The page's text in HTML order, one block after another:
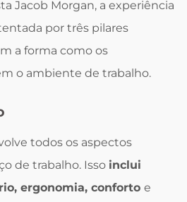
Jacob Morgan, a experiência
por três pilares
a forma como os
o ambiente de trabalho.
todos os aspectos
de trabalho. Isso inclui
ergonomia, conforto e